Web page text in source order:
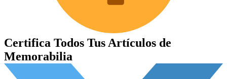
Certifica Todos Tus Artículos de
Memorabilia